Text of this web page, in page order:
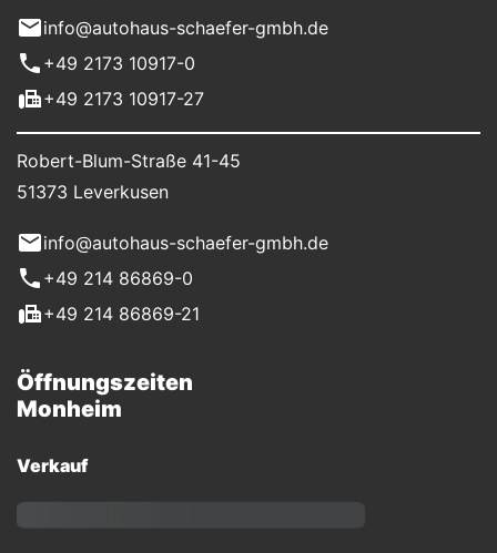
info@autohaus-schaefer-gmbh.de
+49 2173 10917-0
+49 2173 10917-27
Robert-Blum-Straße 41-45
51373 Leverkusen
info@autohaus-schaefer-gmbh.de
+49 214 86869-0
+49 214 86869-21
Öffnungszeiten
Monheim
Verkauf